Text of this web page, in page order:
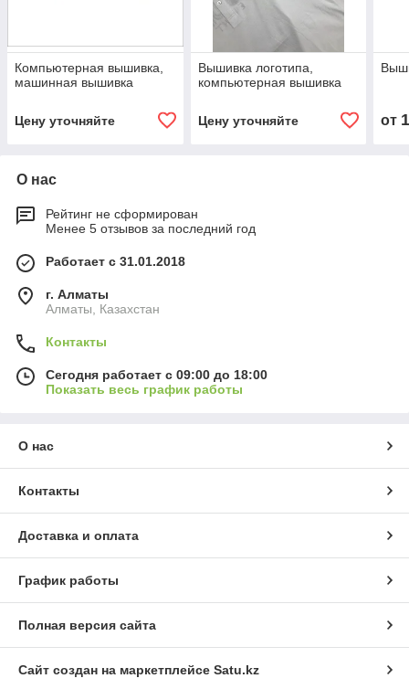
Компьютерная вышивка,
машинная вышивка
Цену уточняйте
Вышивка логотипа,
компьютерная вышивка
Цену уточняйте от
О нас
Рейтинг не сформирован
Менее 5 отзывов за последний год
Работает с 31.01.2018
г. Алматы
Алматы, Казахстан
Контакты
Сегодня работает с 09:00 до 18:00
Показать весь график работы
О нас
Контакты
Доставка и оплата
График работы
Полная версия сайта
Сайт создан на маркетплейсе Satu.kz